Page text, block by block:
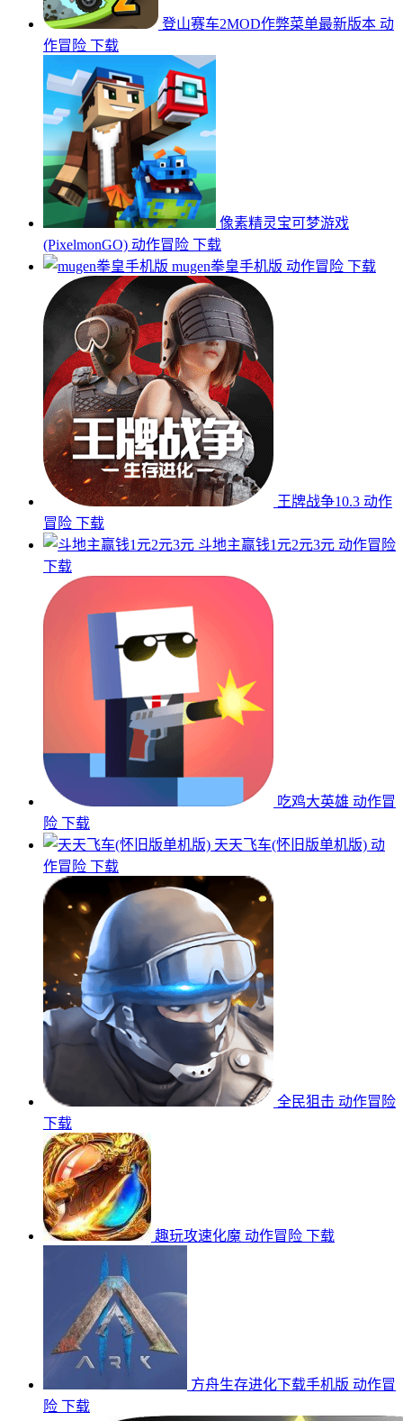
登山赛车2MOD作弊菜单最新版本 动
作冒险 下载
像素精灵宝可梦游戏
(PixelmonGO) 动作冒险 下载
mugen拳皇手机版 动作冒险 下载
王牌战争10.3 动作
冒险 下载
斗地主赢钱1元2元3元 动作冒险
下载
吃鸡大英雄 动作冒
险 下载
天天飞车(怀旧版单机版) 动
作冒险 下载
全民狙击 动作冒险
下载
趣玩攻速化魔 动作冒险 下载
方舟生存进化下载手机版 动作冒
险 下载